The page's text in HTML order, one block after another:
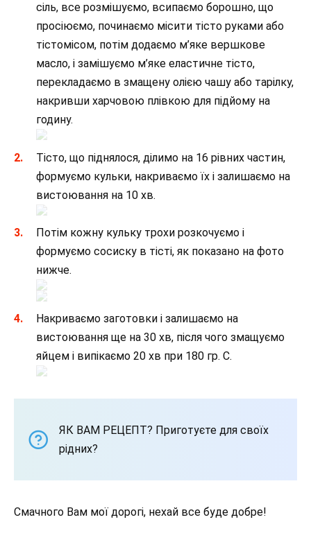
сіль, все розмішуємо, всипаємо борошно, що
просіюємо, починаємо місити тісто руками або
тістомісом, потім додаємо м’яке вершкове
масло, і замішуємо м’яке еластичне тісто,
перекладаємо в змащену олією чашу або тарілку,
накривши харчовою плівкою для підйому на
годину.
Тісто, що піднялося, ділимо на 16 рівних частин,
формуємо кульки, накриваємо їх і залишаємо на
вистоювання на 10 хв.
Потім кожну кульку трохи розкочуємо і
формуємо сосиску в тісті, як показано на фото
нижче.
Накриваємо заготовки і залишаємо на
вистоювання ще на 30 хв, після чого змащуємо
яйцем і випікаємо 20 хв при 180 гр. С.
ЯК ВАМ РЕЦЕПТ? Приготуєте для своїх
рідних?
Смачного Вам мої дорогі, нехай все буде добре!